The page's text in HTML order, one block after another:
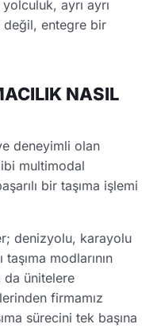
ayrı ayrı
değil, entegre bir
NASIL
deneyimli olan
multimodal
bir taşıma işlemi
denizyolu, karayolu
modlarının
ünitelere
firmamız
sürecini tek başına